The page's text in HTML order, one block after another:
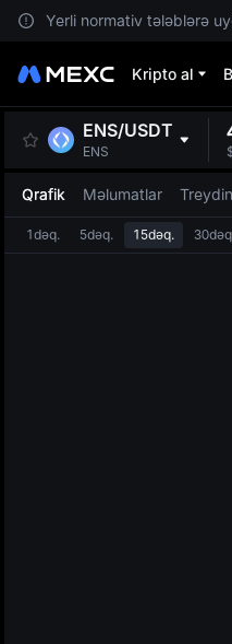
Yerli normativ tələblərə
Kripto al
ENS/USDT
ENS
Qrafik Məlumatlar
1dəq. 5dəq. 15dəq.